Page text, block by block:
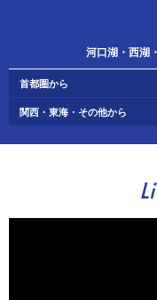
河口湖・西湖
首都圏から
関西・東海・その他から